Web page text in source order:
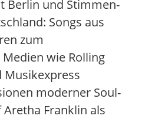
Berlin und Stimmen-
Songs aus
zum
wie Rolling
Musikexpress
moderner Soul-
Franklin als